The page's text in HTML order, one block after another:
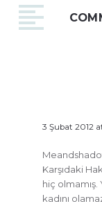
3 Şubat 2012
Karşıdaki
hiç olmamış.
kadını